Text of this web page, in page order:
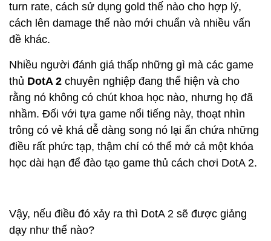
turn rate, cách sử dụng gold thế nào cho hợp lý,
cách lên damage thế nào mới chuẩn và nhiều vấn
đề khác.
Nhiều người đánh giá thấp những gì mà các game
thủ DotA 2 chuyên nghiệp đang thể hiện và cho
rằng nó không có chút khoa học nào, nhưng họ đã
nhầm. Đối với tựa game nổi tiếng này, thoạt nhìn
trông có vẻ khá dễ dàng song nó lại ẩn chứa những
điều rất phức tạp, thậm chí có thể mở cả một khóa
học dài hạn để đào tạo game thủ cách chơi DotA 2.
Vậy, nếu điều đó xảy ra thì DotA 2 sẽ được giảng
dạy như thế nào?